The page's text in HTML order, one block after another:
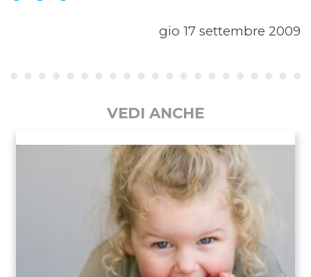
gio 17 settembre 2009
VEDI ANCHE